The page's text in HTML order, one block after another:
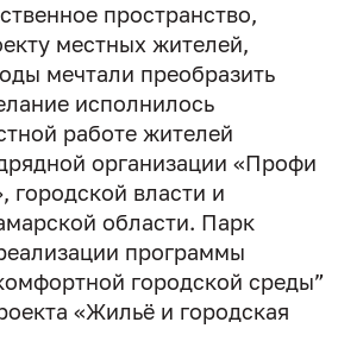
пространство,
местных жителей,
мечтали преобразить
исполнилось
работе жителей
организации «Профи
городской власти и
области. Парк
программы
городской среды”
«Жильё и городская